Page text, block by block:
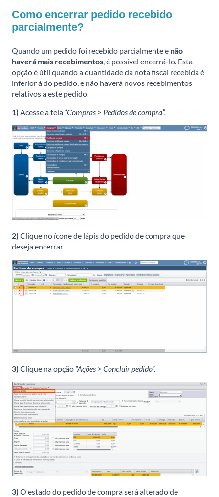
Como encerrar pedido recebido
parcialmente?
Quando um pedido foi recebido parcialmente e não
haverá mais recebimentos, é possível encerrá-lo. Esta
opção é útil quando a quantidade da nota fiscal recebida é
inferior à do pedido, e não haverá novos recebimentos
relativos a este pedido.
1) Acesse a tela “Compras > Pedidos de compra”.
2) Clique no ícone de lápis do pedido de compra que
deseja encerrar.
3) Clique na opção “Ações > Concluir pedido”.
3) O estado do pedido de compra será alterado de